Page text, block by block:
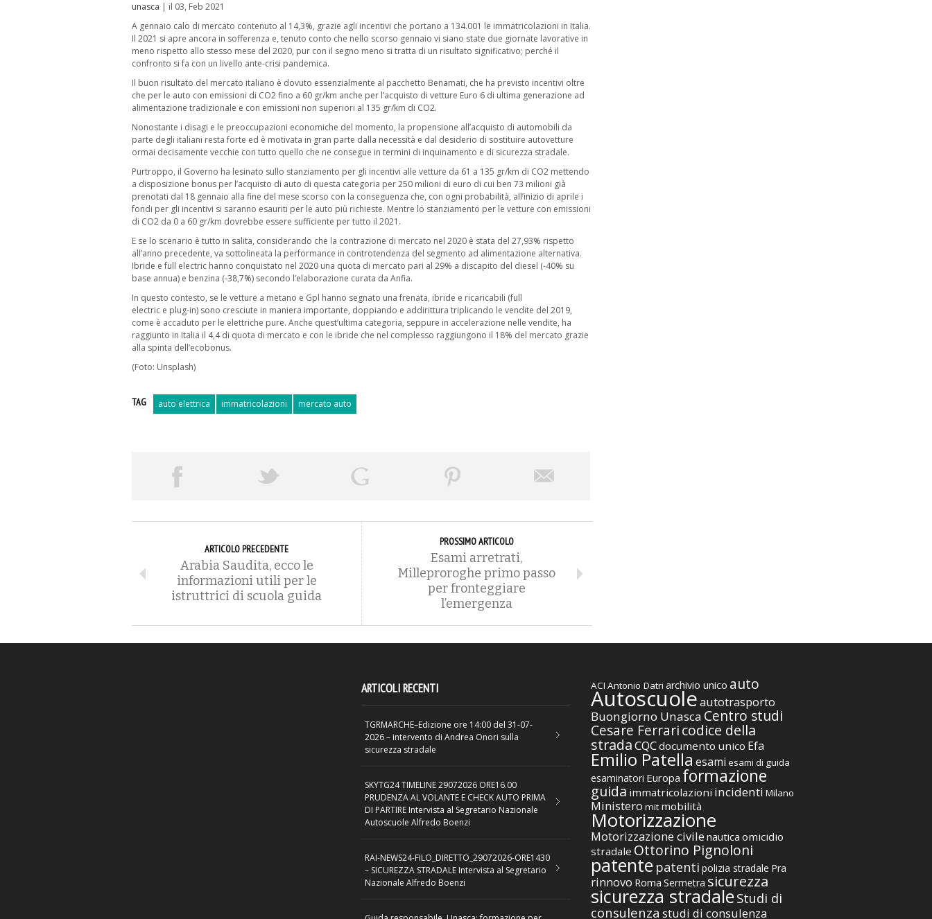
unasca | il 03, Feb 2021
A gennaio calo di mercato contenuto al 14,3%, grazie agli incentivi che portano a 134.001 le immatricolazioni in Italia.
Il 2021 si apre ancora in sofferenza e, tenuto conto che nello scorso gennaio vi siano state due giornate lavorative in
meno rispetto allo stesso mese del 2020, pur con il segno meno si tratta di un risultato significativo; perché il
confronto si fa con un livello ante-crisi pandemica.
Il buon risultato del mercato italiano è dovuto essenzialmente al pacchetto Benamati, che ha previsto incentivi oltre
che per le auto con emissioni di CO2 fino a 60 gr/km anche per l’acquisto di vetture Euro 6 di ultima generazione ad
alimentazione tradizionale e con emissioni non superiori al 135 gr/km di CO2.
Nonostante i disagi e le preoccupazioni economiche del momento, la propensione all’acquisto di automobili da
parte degli italiani resta forte ed è motivata in gran parte dalla necessità e dal desiderio di sostituire autovetture
ormai decisamente vecchie con tutto quello che ne consegue in termini di inquinamento e di sicurezza stradale.
Purtroppo, il Governo ha lesinato sullo stanziamento per gli incentivi alle vetture da 61 a 135 gr/km di CO2 mettendo
a disposizione bonus per l’acquisto di auto di questa categoria per 250 milioni di euro di cui ben 73 milioni già
prenotati dal 18 gennaio alla fine del mese scorso con la conseguenza che, con ogni probabilità, all’inizio di aprile i
fondi per gli incentivi si saranno esauriti per le auto più richieste. Mentre lo stanziamento per le vetture con emissioni
di CO2 da 0 a 60 gr/km dovrebbe essere sufficiente per tutto il 2021.
E se lo scenario è tutto in salita, considerando che la contrazione di mercato nel 2020 è stata del 27,93% rispetto
all’anno precedente, va sottolineata la performance in controtendenza del segmento ad alimentazione alternativa.
Ibride e full electric hanno conquistato nel 2020 una quota di mercato pari al 29% a discapito del diesel (-40% su
base annua) e benzina (-38,7%) secondo l’elaborazione curata da Anfia.
In questo contesto, se le vetture a metano e Gpl hanno segnato una frenata, ibride e ricaricabili (full
electric e plug-in) sono cresciute in maniera importante, doppiando e addirittura triplicando le vendite del 2019,
come è accaduto per le elettriche pure. Anche quest’ultima categoria, seppure in accelerazione nelle vendite, ha
raggiunto in Italia il 4,4 di quota di mercato e con le ibride che nel complesso raggiungono il 18% del mercato grazie
alla spinta dell’ecobonus.
(Foto: Unsplash)
TAG auto elettrica immatricolazioni mercato auto
ARTICOLO PRECEDENTE
Arabia Saudita, ecco le
informazioni utili per le
istruttrici di scuola guida
PROSSIMO ARTICOLO
Esami arretrati,
Milleproroghe primo passo
per fronteggiare
l’emergenza
ARTICOLI RECENTI
TGRMARCHE–Edizione ore 14:00 del 31-07-
2026 – intervento di Andrea Onori sulla
sicurezza stradale
SKYTG24 TIMELINE 29072026 ORE16.00
PRUDENZA AL VOLANTE E CHECK AUTO PRIMA
DI PARTIRE Intervista al Segretario Nazionale
Autoscuole Alfredo Boenzi
RAI-NEWS24-FILO_DIRETTO_29072026-ORE1430
– SICUREZZA STRADALE Intervista al Segretario
Nazionale Alfredo Boenzi
ACI Antonio Datri archivio unico auto
Autoscuoleautotrasporto
Buongiorno Unasca Centro studi
Cesare Ferraricodice della
stradaCQCdocumento unico Efa
Emilio Patella esami esami di guida
esaminatori Europa formazione
guida immatricolazioni incidenti Milano
Ministero mit mobilità
Motorizzazione
Motorizzazione civile nautica omicidio
stradale Ottorino Pignoloni
patente patenti polizia stradale Pra
rinnovo Roma Sermetra sicurezza
sicurezza stradaleStudi di
consulenza studi di consulenza